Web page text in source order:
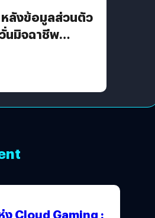
ลังข้อมูลส่วนตัว
นมิจฉาชีพ
ใช่แฮกเกอร์
Cloud Gaming :